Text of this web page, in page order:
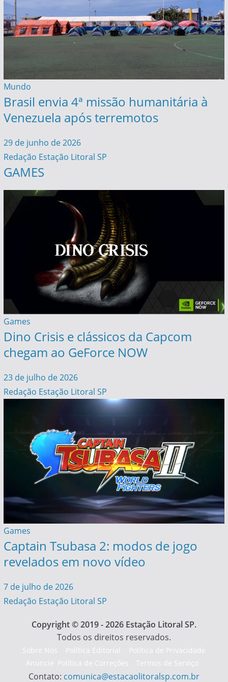
Mundo
Brasil envia 4ª missão humanitária à
Venezuela após terremotos
29 de junho de 2026
Redação Estação Litoral SP
GAMES
Games
Dino Crisis e clássicos da Capcom
chegam ao GeForce NOW
23 de julho de 2026
Redação Estação Litoral SP
Games
Captain Tsubasa 2: modos de jogo
revelados em novo vídeo
7 de julho de 2026
Redação Estação Litoral SP
Copyright © 2019 - 2026 Estação Litoral SP.
Todos os direitos reservados.
Sobre Nós
Anuncie
Política Editorial
Política de Correções
Política de Privacidade
Termos de Serviço
Contato: comunica@estacaolitoralsp.com.br